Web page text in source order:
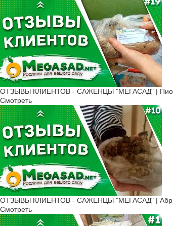
ОТЗЫВЫ КЛИЕНТОВ - САЖЕНЦЫ "МЕГАСАД" | Пион
Смотреть
ОТЗЫВЫ КЛИЕНТОВ - САЖЕНЦЫ "МЕГАСАД" |
Смотреть